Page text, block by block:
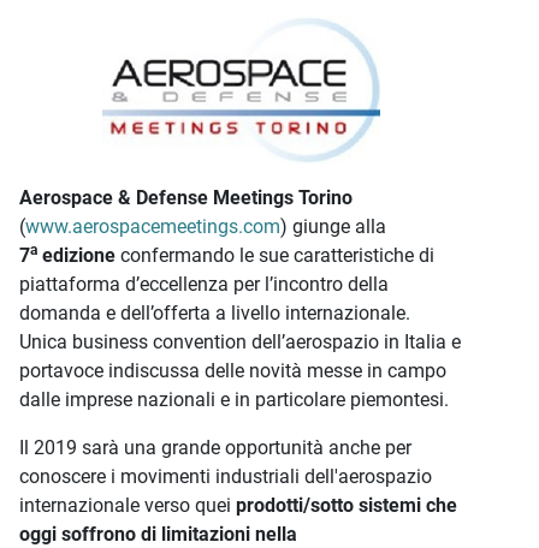
Aerospace & Defense Meetings Torino
(www.aerospacemeetings.com) giunge alla
7a edizione confermando le sue caratteristiche di
piattaforma d’eccellenza per l’incontro della
domanda e dell’offerta a livello internazionale.
Unica business convention dell’aerospazio in Italia e
portavoce indiscussa delle novità messe in campo
dalle imprese nazionali e in particolare piemontesi.
Il 2019 sarà una grande opportunità anche per
conoscere i movimenti industriali dell'aerospazio
internazionale verso quei prodotti/sotto sistemi che
oggi soffrono di limitazioni nella